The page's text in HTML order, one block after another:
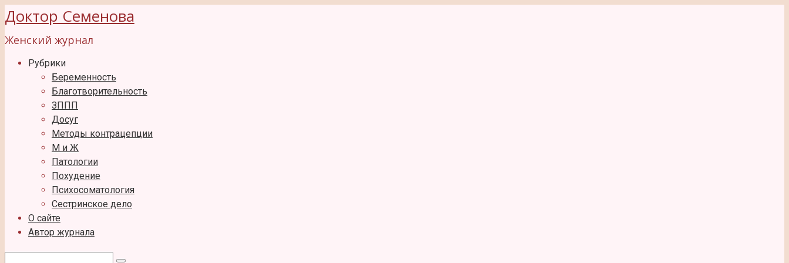
Перейти
к
контенту
Доктор Семенова
Женский журнал
Рубрики
Беременность
Благотворительность
ЗППП
Досуг
Методы контрацепции
М и Ж
Патологии
Похудение
Психосоматология
Сестринское дело
О сайте
Автор журнала
Поиск: